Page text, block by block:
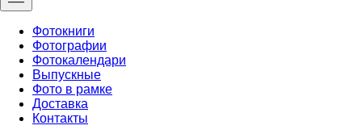
Фотокниги
Фотографии
Фотокалендари
Выпускные
Фото в рамке
Доставка
Контакты